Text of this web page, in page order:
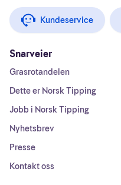
Kundeservice
Snarveier
Grasrotandelen
Dette er Norsk Tipping
Jobb i Norsk Tipping
Nyhetsbrev
Presse
Kontakt oss